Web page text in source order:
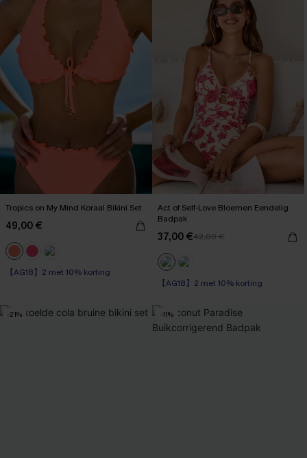
Tropics on My Mind Koraal Bikini Set
49,00 €
【AG18】2 met 10% korting
High Waist
Act of Self-Love Bloemen Eendelig
Badpak
37,00 €42,00 €
【AG18】2 met 10% korting
Op voorraad
-21% -11%